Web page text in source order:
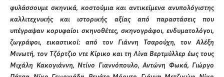
φυλάσσουμε σκηνικά, κοστούμια και αντικείμενα ανυπολόγιστης
καλλιτεχνικής και ιστορικής αξίας από παραστάσεις που
υπέγραψαν κορυφαίοι σκηνοθέτες, σκηνογράφοι, ενδυματολόγοι,
ζωγράφοι, εικαστικοί: από τον Γιάννη Τσαρούχη, τον Αλέξη
Μινωτή, τον Τζόρτζιο ντε Κίρικο και τη Λίνα Βερτμύλλερ έως τους
Μιχάλη Κακογιάννη, Ντίνο Γιαννόπουλο, Αντώνη Φωκά, Γιώργο